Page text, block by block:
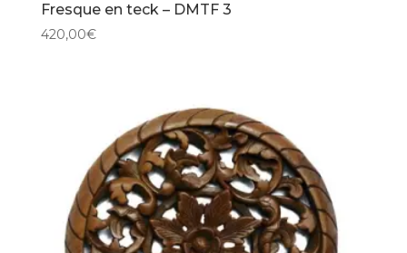
Fresque en teck – DMTF 3
420,00€